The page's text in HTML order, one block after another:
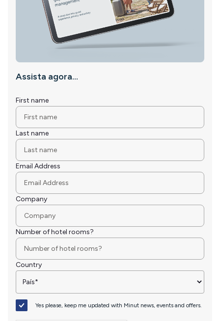
Assista agora...
First name
Last name
Email Address
Company
Number of hotel rooms?
Country
Yes please, keep me updated with Minut news, events and offers.